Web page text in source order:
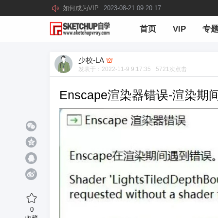
如何成为VIP 2023-08-21 09:20:17
首页 VIP 专
少校-LA
发表于： 2022-11-9 9:17:35 5721次点击
Enscape渲染器错误-渲染期
0